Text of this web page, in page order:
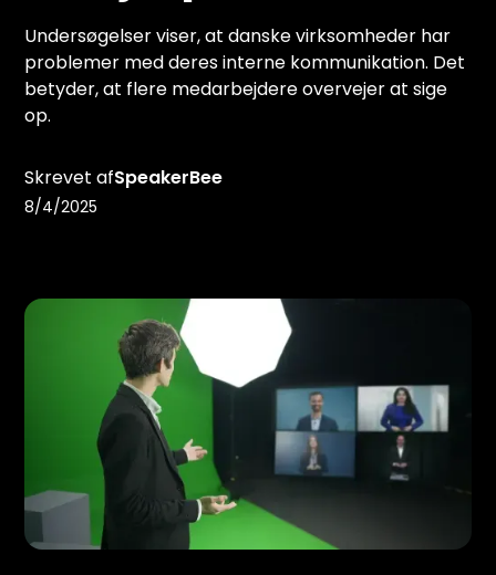
Undersøgelser viser, at danske virksomheder har
problemer med deres interne kommunikation. Det
betyder, at flere medarbejdere overvejer at sige
op.
Skrevet afSpeakerBee
8/4/2025